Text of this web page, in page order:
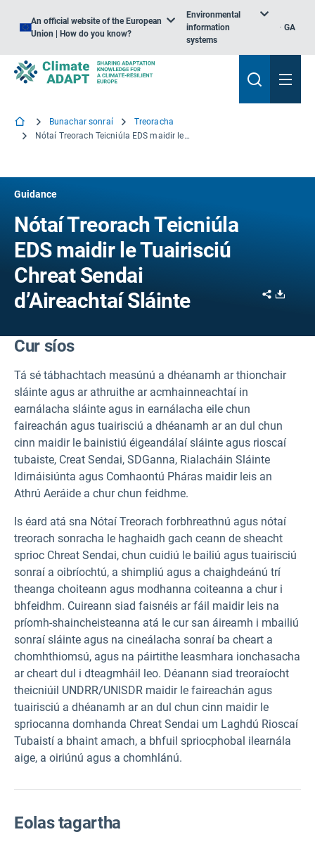
An official website of the European
Union | How do you know?
Environmental
information
systems
GA
Bunachar sonraí
Treoracha
Nótaí Treorach Teicniúla EDS maidir le Tuairisciú Chreat Sendai d’Aireachtaí Sláinte
Guidance
Nótaí Treorach Teicniúla
EDS maidir le Tuairisciú
Chreat Sendai
d’Aireachtaí Sláinte
Share
Cur síos
Tá sé tábhachtach measúnú a dhéanamh ar thionchair
sláinte agus ar athruithe ar acmhainneachtaí in
earnálacha sláinte agus in earnálacha eile chun
faireachán agus tuairisciú a dhéanamh ar an dul chun
cinn maidir le bainistiú éigeandálaí sláinte agus rioscaí
tubaiste, Creat Sendai, SDGanna, Rialacháin Sláinte
Idirnáisiúnta agus Comhaontú Pháras maidir leis an
Athrú Aeráide a chur chun feidhme.
Is éard atá sna Nótaí Treorach forbhreathnú agus nótaí
treorach sonracha le haghaidh gach ceann de sheacht
sprioc Chreat Sendai, chun cuidiú le bailiú agus tuairisciú
sonraí a oibríochtú, a shimpliú agus a chaighdeánú trí
theanga choiteann agus modhanna coiteanna a chur i
bhfeidhm. Cuireann siad faisnéis ar fáil maidir leis na
príomh-shaincheisteanna atá le cur san áireamh i mbailiú
sonraí sláinte agus na cineálacha sonraí ba cheart a
chomhthiomsú, agus na páirtithe leasmhara ionchasacha
ar cheart dul i dteagmháil leo. Déanann siad treoraíocht
theicniúil UNDRR/UNISDR maidir le faireachán agus
tuairisciú a dhéanamh ar an dul chun cinn maidir le
spriocanna domhanda Chreat Sendai um Laghdú Rioscaí
Tubaistí a bhaint amach, a bhfuil spriocphobal ilearnála
aige, a oiriúnú agus a chomhlánú.
Eolas tagartha